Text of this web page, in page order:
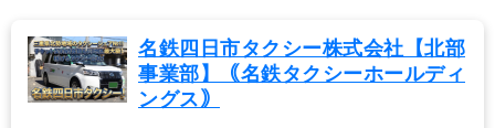
名鉄四日市タクシー株式会社【北部
事業部】｟名鉄タクシーホールディ
ングス｠